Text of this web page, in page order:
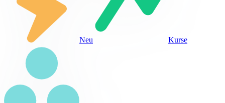
Neu Kurse